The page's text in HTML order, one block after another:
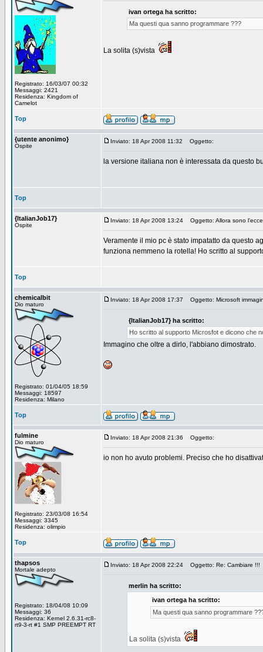
Registrato: 16/03/07 00:32
Messaggi: 2421
Residenza: Kingdom of
Camelot
ivan ortega ha scritto:
Ma questi qua sanno programmare ???
La solita (s)vista
Top
{utente anonimo}
Ospite
Inviato: 18 Apr 2008 11:32 Oggetto:
la versione italiana non è interessata da questo
Top
{ItalianJob17}
Ospite
Inviato: 18 Apr 2008 13:24 Oggetto: Allora sono
Veramente il mio pc è stato impatatto da questo
funziona nemmeno la rotella! Ho scritto al
Top
chemicalbit
Dio maturo
Registrato: 01/04/05 18:59
Messaggi: 18597
Residenza: Milano
Inviato: 18 Apr 2008 17:37 Oggetto: Microsoft
{ItalianJob17} ha scritto:
Ho scritto al supporto Microsfot e dicono che
Immagino che oltre a dirlo, l'abbiano dimostrato.
Top
fulmine
Dio maturo
Registrato: 23/03/08 16:54
Messaggi: 3345
Residenza: olimpio
Inviato: 18 Apr 2008 21:36 Oggetto:
io non ho avuto problemi. Preciso che ho
Top
thapsos
Mortale adepto
Registrato: 18/04/08 10:09
Messaggi: 36
Residenza: Kernel 2.6.31-rc8-
rt9-3-rt #1 SMP PREEMPT RT
Inviato: 18 Apr 2008 22:24 Oggetto: Re: Cambiare !!!
merlin ha scritto:
ivan ortega ha scritto:
Ma questi qua sanno programmare
La solita (s)vista